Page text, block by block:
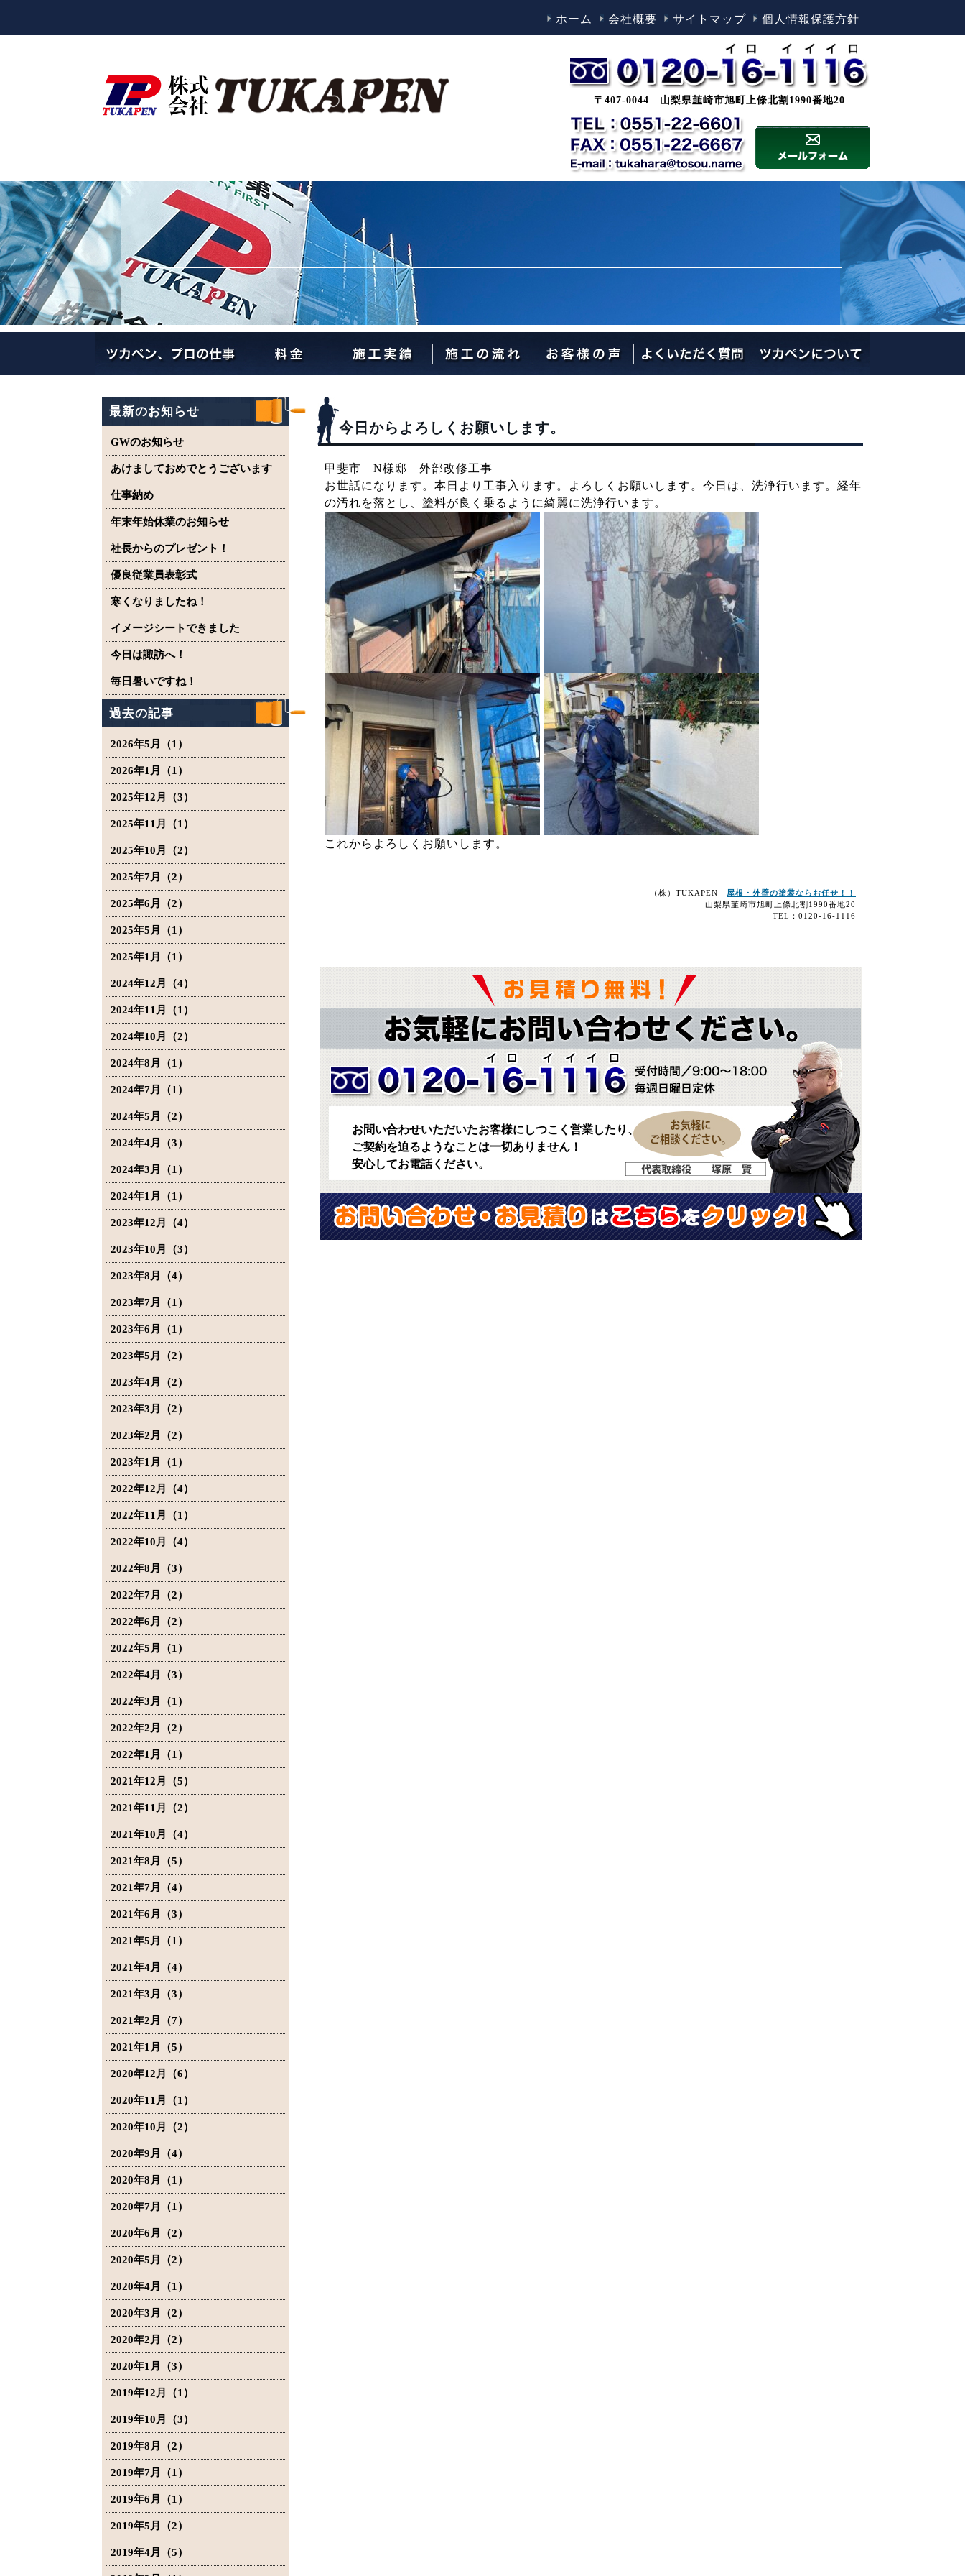
ホーム 会社概要 サイトマップ 個人情報保護方針
〒407-0044 山梨県韮崎市旭町上條北割1990番地20
最新のお知らせ
GWのお知らせ
あけましておめでとうございます
仕事納め
年末年始休業のお知らせ
社長からのプレゼント！
優良従業員表彰式
寒くなりましたね！
イメージシートできました
今日は諏訪へ！
毎日暑いですね！
過去の記事
2026年5月（1）
2026年1月（1）
2025年12月（3）
2025年11月（1）
2025年10月（2）
2025年7月（2）
2025年6月（2）
2025年5月（1）
2025年1月（1）
2024年12月（4）
2024年11月（1）
2024年10月（2）
2024年8月（1）
2024年7月（1）
2024年5月（2）
2024年4月（3）
2024年3月（1）
2024年1月（1）
2023年12月（4）
2023年10月（3）
2023年8月（4）
2023年7月（1）
2023年6月（1）
2023年5月（2）
2023年4月（2）
2023年3月（2）
2023年2月（2）
2023年1月（1）
2022年12月（4）
2022年11月（1）
2022年10月（4）
2022年8月（3）
2022年7月（2）
2022年6月（2）
2022年5月（1）
2022年4月（3）
2022年3月（1）
2022年2月（2）
2022年1月（1）
2021年12月（5）
2021年11月（2）
2021年10月（4）
2021年8月（5）
2021年7月（4）
2021年6月（3）
2021年5月（1）
2021年4月（4）
2021年3月（3）
2021年2月（7）
2021年1月（5）
2020年12月（6）
2020年11月（1）
2020年10月（2）
2020年9月（4）
2020年8月（1）
2020年7月（1）
2020年6月（2）
2020年5月（2）
2020年4月（1）
2020年3月（2）
2020年2月（2）
2020年1月（3）
2019年12月（1）
2019年10月（3）
2019年8月（2）
2019年7月（1）
2019年6月（1）
2019年5月（2）
2019年4月（5）
今日からよろしくお願いします。
甲斐市 N様邸 外部改修工事
お世話になります。本日より工事入ります。よろしくお願いします。今日は、洗浄行います。経年
の汚れを落とし、塗料が良く乗るように綺麗に洗浄行います。
これからよろしくお願いします。
（株）TUKAPEN｜ 屋根・外壁の塗装ならお任せ！！
山梨県韮崎市旭町上條北割1990番地20
TEL：0120-16-1116
お問い合わせいただいたお客様にしつこく営業したり、
ご契約を迫るようなことは一切ありません！
安心してお電話ください。